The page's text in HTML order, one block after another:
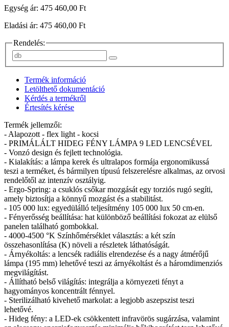
Egység ár: 475 460,00 Ft
Eladási ár: 475 460,00 Ft
Rendelés:
Termék információ
Letölthető dokumentáció
Kérdés a termékről
Értesítés kérése
Termék jellemzői:
- Alapozott - flex light - kocsi
- PRIMÁLÁLT HIDEG FÉNY LÁMPA 9 LED LENCSÉVEL
- Vonzó design és fejlett technológia.
- Kialakítás: a lámpa kerek és ultralapos formája ergonomikussá
teszi a terméket, és bármilyen típusú felszerelésre alkalmas, az orvosi
rendelőtől az intenzív osztályig.
- Ergo-Spring: a csuklós csőkar mozgását egy torziós rugó segíti,
amely biztosítja a könnyű mozgást és a stabilitást.
- 105 000 lux: egyedülálló teljesítmény 105 000 lux 50 cm-en.
- Fényerősség beállítása: hat különböző beállítási fokozat az elülső
panelen található gombokkal.
- 4000-4500 °K Színhőmérséklet választás: a két szín
összehasonlítása (K) növeli a részletek láthatóságát.
- Árnyékoltás: a lencsék radiális elrendezése és a nagy átmérőjű
lámpa (195 mm) lehetővé teszi az árnyékoltást és a háromdimenziós
megvilágítást.
- Állítható belső világítás: integrálja a környezeti fényt a
hagyományos koncentrált fénnyel.
- Sterilizálható kivehető markolat: a legjobb aszepszist teszi
lehetővé.
- Hideg fény: a LED-ek csökkentett infravörös sugárzása, valamint